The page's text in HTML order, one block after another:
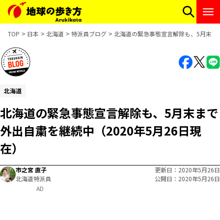
TOP 日本 北海道 特派員ブログ 北海道の緊急事態宣言解除も、5月末
北海道
北海道の緊急事態宣言解除も、5月末まで
外出自粛を継続中（2020年5月26日現
在）
市之宮 直子
北海道特派員
更新日
2020年5月26日
公開日
2020年5月26日
AD